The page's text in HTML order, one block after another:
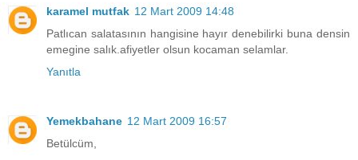
karamel mutfak 12 Mart 2009 14:48
Patlıcan salatasının hangisine hayır denebilirki buna densin
emegine salık.afiyetler olsun kocaman selamlar.
Yanıtla
Yemekbahane 12 Mart 2009 16:57
Betülcüm,